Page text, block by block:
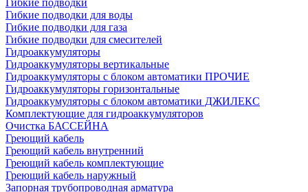
Гибкие подводки
Гибкие подводки для воды
Гибкие подводки для газа
Гибкие подводки для смесителей
Гидроаккумуляторы
Гидроаккумуляторы вертикальные
Гидроаккумуляторы с блоком автоматики ПРОЧИЕ
Гидроаккумуляторы горизонтальные
Гидроаккумуляторы с блоком автоматики ДЖИЛЕКС
Комплектующие для гидроаккумуляторов
Очистка БАССЕЙНА
Греющий кабель
Греющий кабель внутренний
Греющий кабель комплектующие
Греющий кабель наружный
Запорная трубопроводная арматура